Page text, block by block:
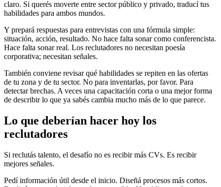
claro. Si querés moverte entre sector público y privado, traducí tus
habilidades para ambos mundos.
Y prepará respuestas para entrevistas con una fórmula simple:
situación, acción, resultado. No hace falta sonar como conferencista.
Hace falta sonar real. Los reclutadores no necesitan poesía
corporativa; necesitan señales.
También conviene revisar qué habilidades se repiten en las ofertas
de tu zona y de tu sector. No para inventarlas, por favor. Para
detectar brechas. A veces una capacitación corta o una mejor forma
de describir lo que ya sabés cambia mucho más de lo que parece.
Lo que deberían hacer hoy los
reclutadores
Si reclutás talento, el desafío no es recibir más CVs. Es recibir
mejores señales.
Pedí información útil desde el inicio. Diseñá procesos más cortos.